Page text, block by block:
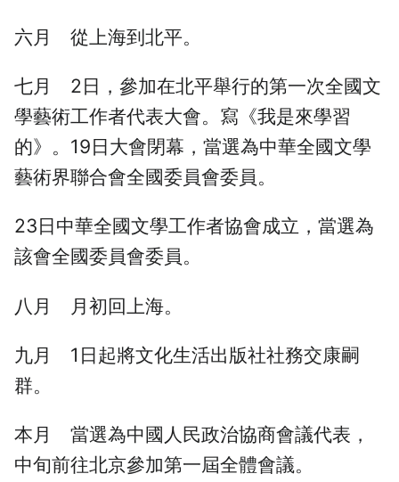
六月 從上海到北平。
七月 2日，參加在北平舉行的第一次全國文
學藝術工作者代表大會。寫《我是來學習
的》。19日大會閉幕，當選為中華全國文學
藝術界聯合會全國委員會委員。
23日中華全國文學工作者協會成立，當選為
該會全國委員會委員。
八月 月初回上海。
九月 1日起將文化生活出版社社務交康嗣
群。
本月 當選為中國人民政治協商會議代表，
中旬前往北京參加第一屆全體會議。